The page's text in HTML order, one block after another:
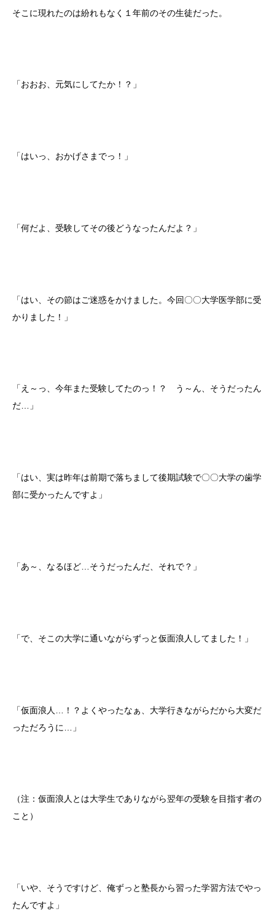
そこに現れたのは紛れもなく１年前のその生徒だった。
「おおお、元気にしてたか！？」
「はいっ、おかげさまでっ！」
「何だよ、受験してその後どうなったんだよ？」
「はい、その節はご迷惑をかけました。今回〇〇大学医学部に受
かりました！」
「え～っ、今年また受験してたのっ！？ う～ん、そうだったん
だ…」
「はい、実は昨年は前期で落ちまして後期試験で〇〇大学の歯学
部に受かったんですよ」
「あ～、なるほど…そうだったんだ、それで？」
「で、そこの大学に通いながらずっと仮面浪人してました！」
「仮面浪人…！？よくやったなぁ、大学行きながらだから大変だ
っただろうに…」
（注：仮面浪人とは大学生でありながら翌年の受験を目指す者の
こと）
「いや、そうですけど、俺ずっと塾長から習った学習方法でやっ
たんですよ」